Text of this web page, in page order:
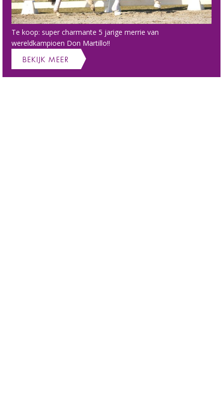
Te koop: super charmante 5 jarige merrie van
wereldkampioen Don Martillo!!